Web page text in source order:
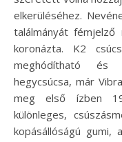
elkerüléséhez.
találmányát
koronázta. K2
meghódítható és
hegycsúcsa, már
meg első ízben
különleges,
kopásállóságú gumi,